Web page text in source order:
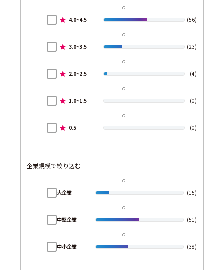
4.0~4.5 (56)
3.0~3.5 (23)
2.0~2.5 (4)
1.0~1.5 (0)
0.5 (0)
企業規模で絞り込む
大企業 (15)
中堅企業 (51)
中小企業 (38)